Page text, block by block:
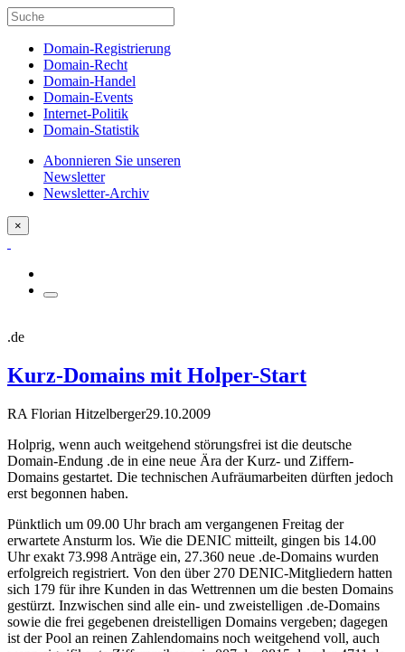
Domain-Registrierung
Domain-Recht
Domain-Handel
Domain-Events
Internet-Politik
Domain-Statistik
Abonnieren Sie unseren
Newsletter
Newsletter-Archiv
×
.de
Kurz-Domains mit Holper-Start
RA Florian Hitzelberger29.10.2009
Holprig, wenn auch weitgehend störungsfrei ist die deutsche
Domain-Endung .de in eine neue Ära der Kurz- und Ziffern-
Domains gestartet. Die technischen Aufräumarbeiten dürften jedoch
erst begonnen haben.
Pünktlich um 09.00 Uhr brach am vergangenen Freitag der
erwartete Ansturm los. Wie die DENIC mitteilt, gingen bis 14.00
Uhr exakt 73.998 Anträge ein, 27.360 neue .de-Domains wurden
erfolgreich registriert. Von den über 270 DENIC-Mitgliedern hatten
sich 179 für ihre Kunden in das Wettrennen um die besten Domains
gestürzt. Inzwischen sind alle ein- und zweistelligen .de-Domains
sowie die frei gegebenen dreistelligen Domains vergeben; dagegen
ist der Pool an reinen Zahlendomains noch weitgehend voll, auch